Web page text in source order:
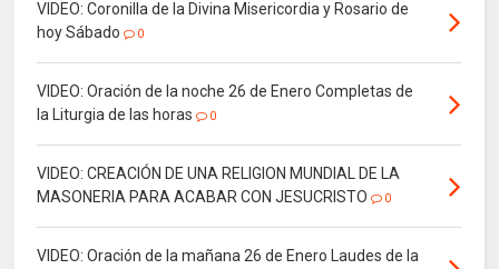
VIDEO: Coronilla de la Divina Misericordia y Rosario de
hoy Sábado
0
VIDEO: Oración de la noche 26 de Enero Completas de
la Liturgia de las horas
0
VIDEO: CREACIÓN DE UNA RELIGION MUNDIAL DE LA
MASONERIA PARA ACABAR CON JESUCRISTO
0
VIDEO: Oración de la mañana 26 de Enero Laudes de la